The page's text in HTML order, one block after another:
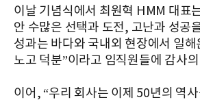
이날 기념식에서 최원혁 HMM 대표
안 수많은 선택과 도전, 고난과 성공
성과는 바다와 국내외 현장에서 일
노고 덕분”이라고 임직원들에 감사
이어, “우리 회사는 이제 50년의 역